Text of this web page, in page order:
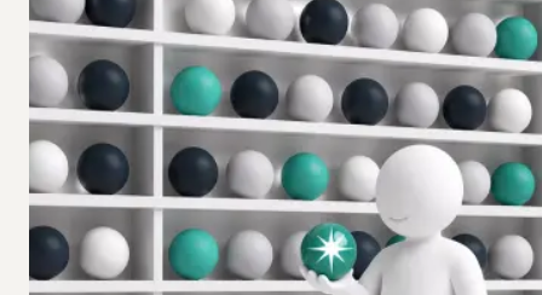
Die Frage hinter der Anlageentscheidung — Versicherung
oder Direktdepot? Strukturierter Vergleich mit
Beispielrechnung.
Weiterlesen
Riestern war gestern — jetzt kommt das
Altersvorsorgedepot
Was die Altersvorsorge-Reform ab 2027 bringt: Bank-Depot
oder Versicherung? Für wen sich welche Variante lohnt.